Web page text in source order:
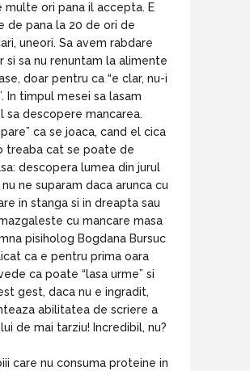
multe ori pana il accepta. E
de pana la 20 de ori de
uneori. Sa avem rabdare
si sa nu renuntam la alimente
doar pentru ca “e clar, nu-i
In timpul mesei sa lasam
sa descopere mancarea.
ca se joaca, cand el cica
treaba cat se poate de
descopera lumea din jurul
nu ne suparam daca arunca cu
in stanga si in dreapta sau
cu mancare masa
pisiholog Bogdana Bursuc
ca e pentru prima oara
ca poate “lasa urme” si
gest, daca nu e ingradit,
abilitatea de scriere a
de mai tarziu! Incredibil, nu?
care nu consuma proteine in